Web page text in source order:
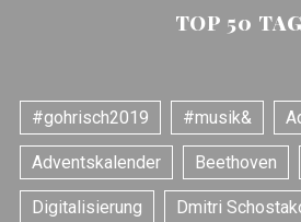
TOP 50
#gohrisch2019 #musik&
Adventskalender Beethoven
Digitalisierung Dmitri